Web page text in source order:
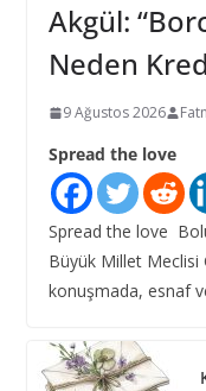
Akgül:
Neden
9 Ağustos 2026
Spread the love
Spread the love
Büyük Millet Meclisi
konuşmada, esnaf